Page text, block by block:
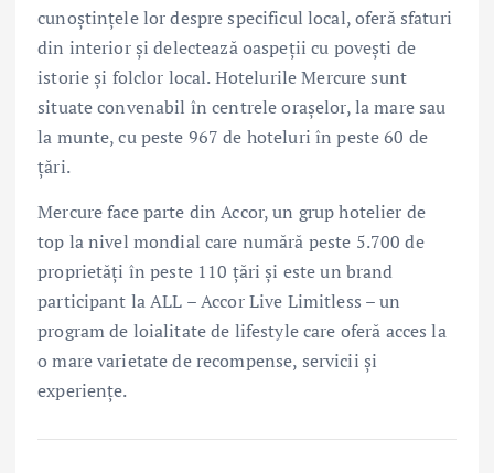
cunoștințele lor despre specificul local, oferă sfaturi
din interior și delectează oaspeții cu povești de
istorie și folclor local. Hotelurile Mercure sunt
situate convenabil în centrele orașelor, la mare sau
la munte, cu peste 967 de hoteluri în peste 60 de
țări.
Mercure face parte din Accor, un grup hotelier de
top la nivel mondial care numără peste 5.700 de
proprietăți în peste 110 țări și este un brand
participant la ALL – Accor Live Limitless – un
program de loialitate de lifestyle care oferă acces la
o mare varietate de recompense, servicii și
experiențe.